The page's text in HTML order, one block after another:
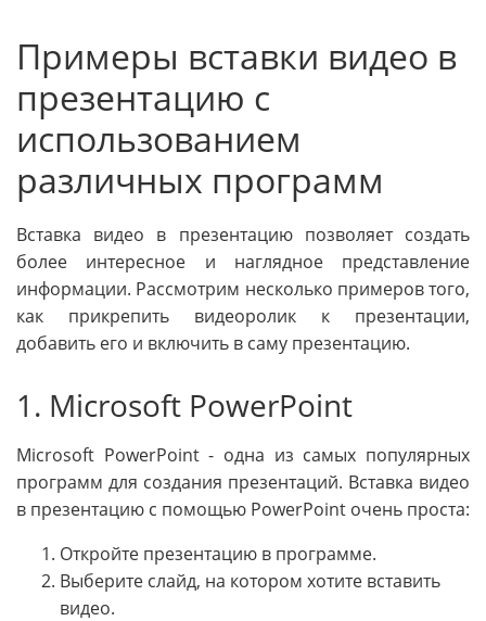
Примеры вставки видео в
презентацию с
использованием
различных программ
Вставка видео в презентацию позволяет создать
более интересное и наглядное представление
информации. Рассмотрим несколько примеров того,
как прикрепить видеоролик к презентации,
добавить его и включить в саму презентацию.
1. Microsoft PowerPoint
Microsoft PowerPoint - одна из самых популярных
программ для создания презентаций. Вставка видео
в презентацию с помощью PowerPoint очень проста:
Откройте презентацию в программе.
Выберите слайд, на котором хотите вставить
видео.